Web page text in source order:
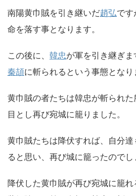
南陽黄巾賊を引き継いだ趙弘です
命を落す事となります。
この後に、 韓忠が軍を引き継ぎ
秦頡に斬られるという事態となり
黄巾賊の者たちは韓忠が斬られ
目とし再び宛城に籠りました。
黄巾賊たちは降伏すれば、自分
ると思い、再び城に籠ったのでし
降伏した黄巾賊が再び宛城に籠